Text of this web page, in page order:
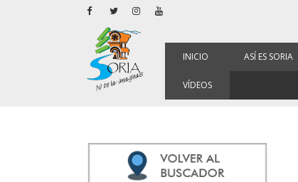
INICIO ASÍ ES SORIA
VÍDEOS